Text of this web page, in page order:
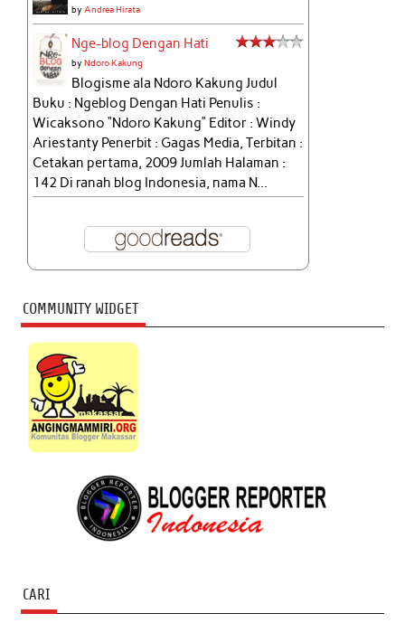
byAndrea Hirata
Nge-blog Dengan Hati
byNdoro Kakung
Blogisme ala Ndoro Kakung Judul
Buku : Ngeblog Dengan Hati Penulis :
Wicaksono “Ndoro Kakung” Editor : Windy
Ariestanty Penerbit : Gagas Media, Terbitan :
Cetakan pertama, 2009 Jumlah Halaman :
142 Di ranah blog Indonesia, nama N...
COMMUNITY WIDGET
CARI